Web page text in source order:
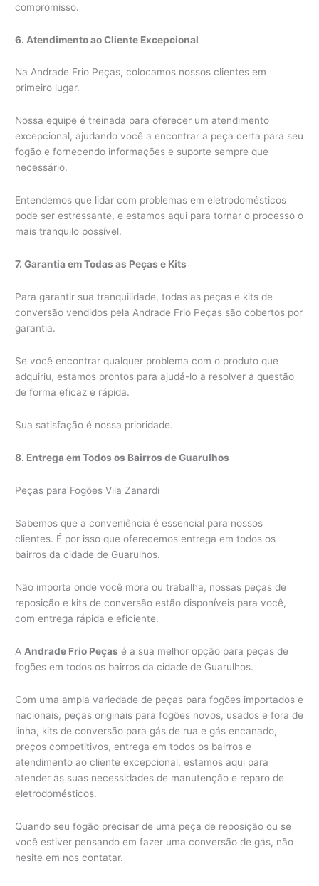
compromisso.
6. Atendimento ao Cliente Excepcional
Na Andrade Frio Peças, colocamos nossos clientes em
primeiro lugar.
Nossa equipe é treinada para oferecer um atendimento
excepcional, ajudando você a encontrar a peça certa para seu
fogão e fornecendo informações e suporte sempre que
necessário.
Entendemos que lidar com problemas em eletrodomésticos
pode ser estressante, e estamos aqui para tornar o processo o
mais tranquilo possível.
7. Garantia em Todas as Peças e Kits
Para garantir sua tranquilidade, todas as peças e kits de
conversão vendidos pela Andrade Frio Peças são cobertos por
garantia.
Se você encontrar qualquer problema com o produto que
adquiriu, estamos prontos para ajudá-lo a resolver a questão
de forma eficaz e rápida.
Sua satisfação é nossa prioridade.
8. Entrega em Todos os Bairros de Guarulhos
Peças para Fogões Vila Zanardi
Sabemos que a conveniência é essencial para nossos
clientes. É por isso que oferecemos entrega em todos os
bairros da cidade de Guarulhos.
Não importa onde você mora ou trabalha, nossas peças de
reposição e kits de conversão estão disponíveis para você,
com entrega rápida e eficiente.
A Andrade Frio Peças é a sua melhor opção para peças de
fogões em todos os bairros da cidade de Guarulhos.
Com uma ampla variedade de peças para fogões importados e
nacionais, peças originais para fogões novos, usados e fora de
linha, kits de conversão para gás de rua e gás encanado,
preços competitivos, entrega em todos os bairros e
atendimento ao cliente excepcional, estamos aqui para
atender às suas necessidades de manutenção e reparo de
eletrodomésticos.
Quando seu fogão precisar de uma peça de reposição ou se
você estiver pensando em fazer uma conversão de gás, não
hesite em nos contatar.